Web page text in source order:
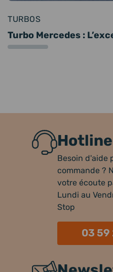
TURBOS
Turbo Mercedes :
Hotline
Besoin d'aide
commande ?
votre écoute
Lundi au
Stop
03 59